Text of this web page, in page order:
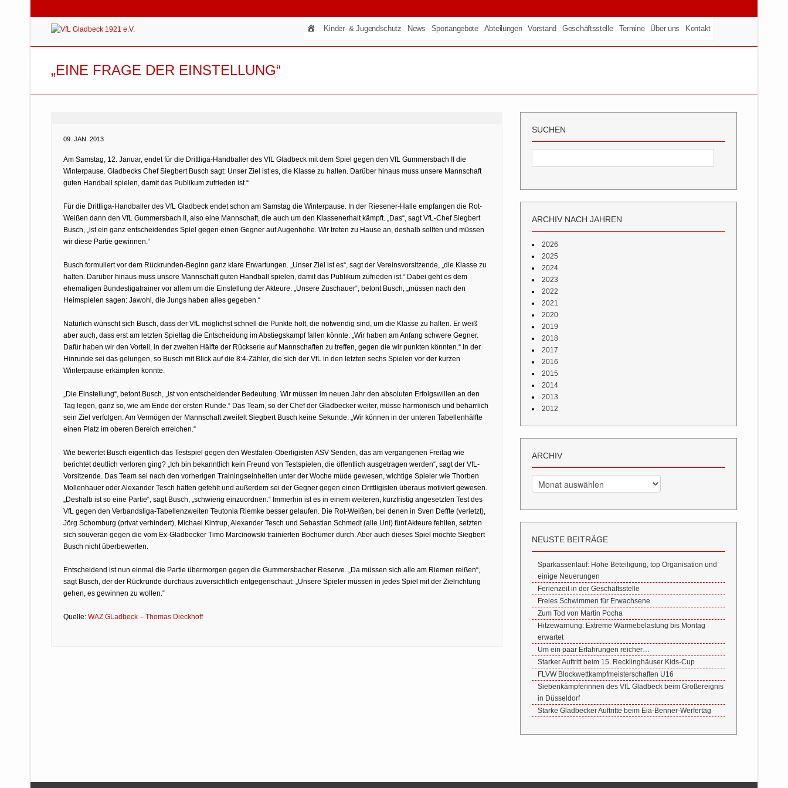
Kinder- & Jugendschutz News Sportangebote Abteilungen Vorstand Geschäftsstelle Termine Über uns Kontakt
„EINE FRAGE DER EINSTELLUNG“
09. JAN. 2013
Am Samstag, 12. Januar, endet für die Drittliga-Handballer des VfL Gladbeck mit dem Spiel gegen den VfL Gummersbach II die
Winterpause. Gladbecks Chef Siegbert Busch sagt: Unser Ziel ist es, die Klasse zu halten. Darüber hinaus muss unsere Mannschaft
guten Handball spielen, damit das Publikum zufrieden ist.“
Für die Drittliga-Handballer des VfL Gladbeck endet schon am Samstag die Winterpause. In der Riesener-Halle empfangen die Rot-
Weißen dann den VfL Gummersbach II, also eine Mannschaft, die auch um den Klassenerhalt kämpft. „Das“, sagt VfL-Chef Siegbert
Busch, „ist ein ganz entscheidendes Spiel gegen einen Gegner auf Augenhöhe. Wir treten zu Hause an, deshalb sollten und müssen
wir diese Partie gewinnen.“
Busch formuliert vor dem Rückrunden-Beginn ganz klare Erwartungen. „Unser Ziel ist es“, sagt der Vereinsvorsitzende, „die Klasse zu
halten. Darüber hinaus muss unsere Mannschaft guten Handball spielen, damit das Publikum zufrieden ist.“ Dabei geht es dem
ehemaligen Bundesligatrainer vor allem um die Einstellung der Akteure. „Unsere Zuschauer“, betont Busch, „müssen nach den
Heimspielen sagen: Jawohl, die Jungs haben alles gegeben.“
Natürlich wünscht sich Busch, dass der VfL möglichst schnell die Punkte holt, die notwendig sind, um die Klasse zu halten. Er weiß
aber auch, dass erst am letzten Spieltag die Entscheidung im Abstiegskampf fallen könnte. „Wir haben am Anfang schwere Gegner.
Dafür haben wir den Vorteil, in der zweiten Hälfte der Rückserie auf Mannschaften zu treffen, gegen die wir punkten könnten.“ In der
Hinrunde sei das gelungen, so Busch mit Blick auf die 8:4-Zähler, die sich der VfL in den letzten sechs Spielen vor der kurzen
Winterpause erkämpfen konnte.
„Die Einstellung“, betont Busch, „ist von entscheidender Bedeutung. Wir müssen im neuen Jahr den absoluten Erfolgswillen an den
Tag legen, ganz so, wie am Ende der ersten Runde.“ Das Team, so der Chef der Gladbecker weiter, müsse harmonisch und beharrlich
sein Ziel verfolgen. Am Vermögen der Mannschaft zweifelt Siegbert Busch keine Sekunde: „Wir können in der unteren Tabellenhälfte
einen Platz im oberen Bereich erreichen.“
Wie bewertet Busch eigentlich das Testspiel gegen den Westfalen-Oberligisten ASV Senden, das am vergangenen Freitag wie
berichtet deutlich verloren ging? „Ich bin bekanntlich kein Freund von Testspielen, die öffentlich ausgetragen werden“, sagt der VfL-
Vorsitzende. Das Team sei nach den vorherigen Trainingseinheiten unter der Woche müde gewesen, wichtige Spieler wie Thorben
Mollenhauer oder Alexander Tesch hätten gefehlt und außerdem sei der Gegner gegen einen Drittligisten überaus motiviert gewesen.
„Deshalb ist so eine Partie“, sagt Busch, „schwierig einzuordnen.“ Immerhin ist es in einem weiteren, kurzfristig angesetzten Test des
VfL gegen den Verbandsliga-Tabellenzweiten Teutonia Riemke besser gelaufen. Die Rot-Weißen, bei denen in Sven Deffte (verletzt),
Jörg Schomburg (privat verhindert), Michael Kintrup, Alexander Tesch und Sebastian Schmedt (alle Uni) fünf Akteure fehlten, setzten
sich souverän gegen die vom Ex-Gladbecker Timo Marcinowski trainierten Bochumer durch. Aber auch dieses Spiel möchte Siegbert
Busch nicht überbewerten.
Entscheidend ist nun einmal die Partie übermorgen gegen die Gummersbacher Reserve. „Da müssen sich alle am Riemen reißen“,
sagt Busch, der der Rückrunde durchaus zuversichtlich entgegenschaut: „Unsere Spieler müssen in jedes Spiel mit der Zielrichtung
gehen, es gewinnen zu wollen.“
Quelle: WAZ GLadbeck – Thomas Dieckhoff
SUCHEN
ARCHIV NACH JAHREN
2026
2025
2024
2023
2022
2021
2020
2019
2018
2017
2016
2015
2014
2013
2012
ARCHIV
Archiv
NEUSTE BEITRÄGE
Sparkassenlauf: Hohe Beteiligung, top Organisation und
einige Neuerungen
Ferienzeit in der Geschäftsstelle
Freies Schwimmen für Erwachsene
Zum Tod von Martin Pocha
Hitzewarnung: Extreme Wärmebelastung bis Montag
erwartet
Um ein paar Erfahrungen reicher…
Starker Auftritt beim 15. Recklinghäuser Kids-Cup
FLVW Blockwettkampfmeisterschaften U16
Siebenkämpferinnen des VfL Gladbeck beim Großereignis
in Düsseldorf
Starke Gladbecker Auftritte beim Eia-Benner-Werfertag